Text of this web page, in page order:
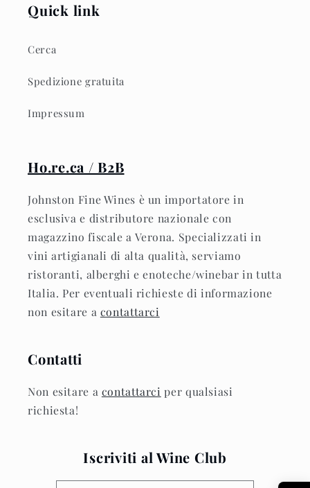
Quick link
Cerca
Spedizione gratuita
Impressum
Ho.re.ca / B2B
Johnston Fine Wines è un importatore in
esclusiva e distributore nazionale con
magazzino fiscale a Verona. Specializzati in
vini artigianali di alta qualità, serviamo
ristoranti, alberghi e enoteche/winebar in tutta
Italia. Per eventuali richieste di informazione
non esitare a contattarci
Contatti
Non esitare a contattarci per qualsiasi
richiesta!
Iscriviti al Wine Club